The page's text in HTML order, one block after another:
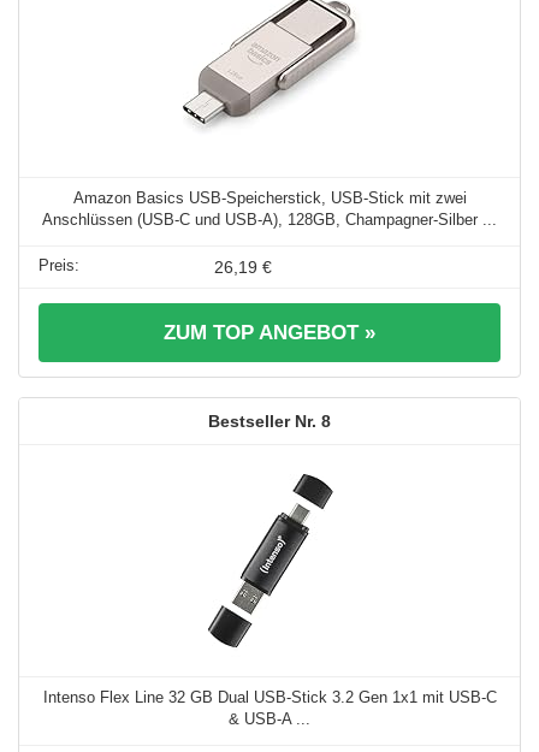
Amazon Basics USB-Speicherstick, USB-Stick mit zwei
Anschlüssen (USB-C und USB-A), 128GB, Champagner-Silber ...
26,19 €
ZUM TOP ANGEBOT »
8
Intenso Flex Line 32 GB Dual USB-Stick 3.2 Gen 1x1 mit USB-C
& USB-A ...